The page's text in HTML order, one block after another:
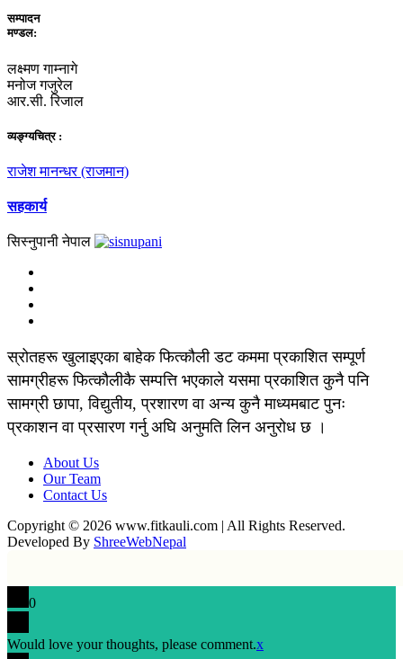
सम्पादन
मण्डल:
लक्ष्मण गाम्नागे
मनोज गजुरेल
आर.सी. रिजाल
व्यङ्ग्यचित्र :
राजेश मानन्धर (राजमान)
सहकार्य
सिस्नुपानी नेपाल
स्रोतहरू खुलाइएका बाहेक फित्कौली डट कममा प्रकाशित सम्पूर्ण
सामग्रीहरू फित्कौलीकै सम्पत्ति भएकाले यसमा प्रकाशित कुनै पनि
सामग्री छापा, विद्युतीय, प्रशारण वा अन्य कुनै माध्यमबाट पुनः
प्रकाशन वा प्रसारण गर्नु अघि अनुमति लिन अनुरोध छ ।
About Us
Our Team
Contact Us
Copyright © 2026 www.fitkauli.com | All Rights Reserved.
Developed By ShreeWebNepal
0
Would love your thoughts, please comment.x